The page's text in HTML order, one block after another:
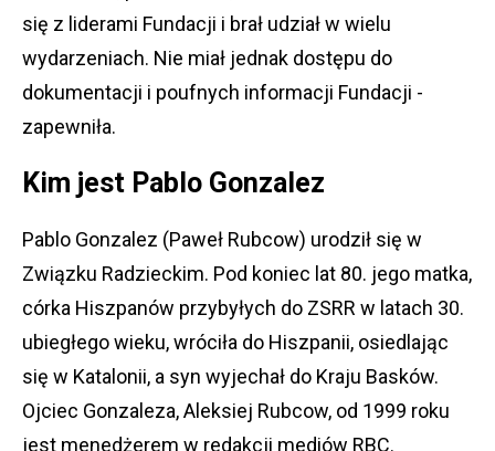
się z liderami Fundacji i brał udział w wielu
wydarzeniach. Nie miał jednak dostępu do
dokumentacji i poufnych informacji Fundacji -
zapewniła.
Kim jest Pablo Gonzalez
Pablo Gonzalez (Paweł Rubcow) urodził się w
Związku Radzieckim. Pod koniec lat 80. jego matka,
córka Hiszpanów przybyłych do ZSRR w latach 30.
ubiegłego wieku, wróciła do Hiszpanii, osiedlając
się w Katalonii, a syn wyjechał do Kraju Basków.
Ojciec Gonzaleza, Aleksiej Rubcow, od 1999 roku
jest menedżerem w redakcji mediów RBC.